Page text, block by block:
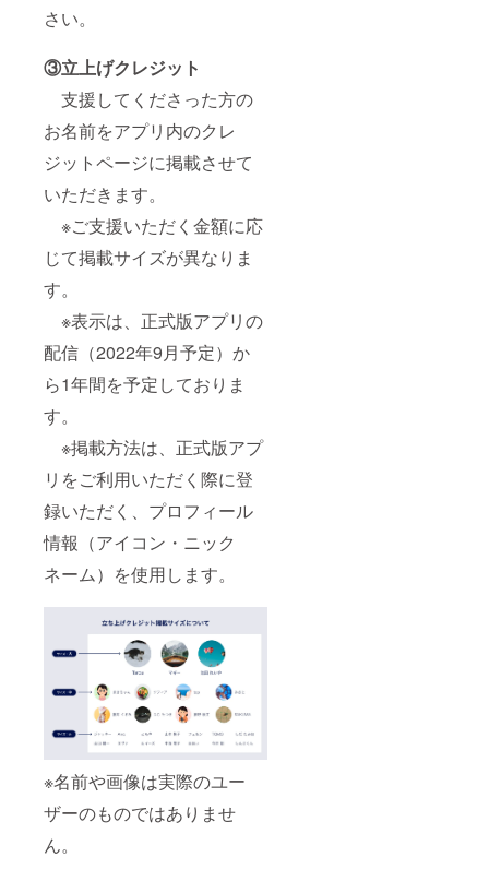
さい。
③立上げクレジット
支援してくださった方の
お名前をアプリ内のクレ
ジットページに掲載させて
いただきます。
※ご支援いただく金額に応
じて掲載サイズが異なりま
す。
※表示は、正式版アプリの
配信（2022年9月予定）か
ら1年間を予定しておりま
す。
※掲載方法は、正式版アプ
リをご利用いただく際に登
録いただく、プロフィール
情報（アイコン・ニック
ネーム）を使用します。
※名前や画像は実際のユー
ザーのものではありませ
ん。